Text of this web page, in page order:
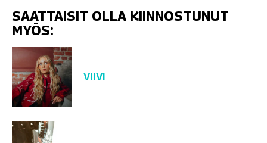
SAATTAISIT OLLA KIINNOSTUNUT
MYÖS:
VIIVI